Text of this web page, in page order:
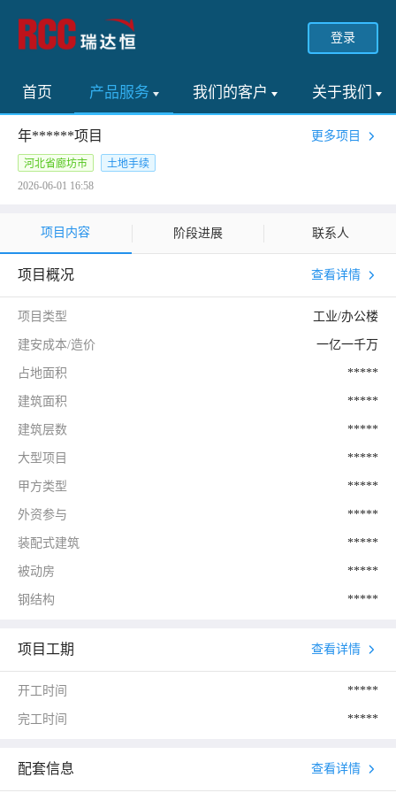
登录
首页 产品服务 我们的客户 关于我们
年******项目 更多项目
河北省廊坊市
土地手续
2026-06-01 16:58
项目内容 阶段进展 联系人
项目概况 查看详情
项目类型 工业/办公楼
建安成本/造价 一亿一千万
占地面积 *****
建筑面积 *****
建筑层数 *****
大型项目 *****
甲方类型 *****
外资参与 *****
装配式建筑 *****
被动房 *****
钢结构 *****
项目工期 查看详情
开工时间 *****
完工时间 *****
配套信息 查看详情